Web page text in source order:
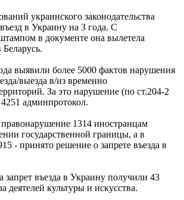
украинского законодательства
в Украину на 3 года. С
в документе она вылетела
выявили более 5000 фактов нарушения
выезда в/из временно
За это нарушение (по ст.204-2
админпротокол.
правонарушение 1314 иностранцам
государственной границы, а в
- принято решение о запрете въезда в
запрет въезда в Украину получили 43
деятелей культуры и искусства.